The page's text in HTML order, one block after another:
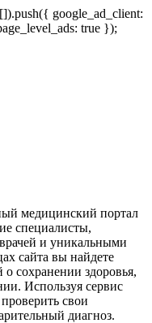
google_ad_client:
true });
медицинский портал
специалисты,
и уникальными
сайта вы найдете
сохранении здоровья,
Используя сервис
свои
диагноз.